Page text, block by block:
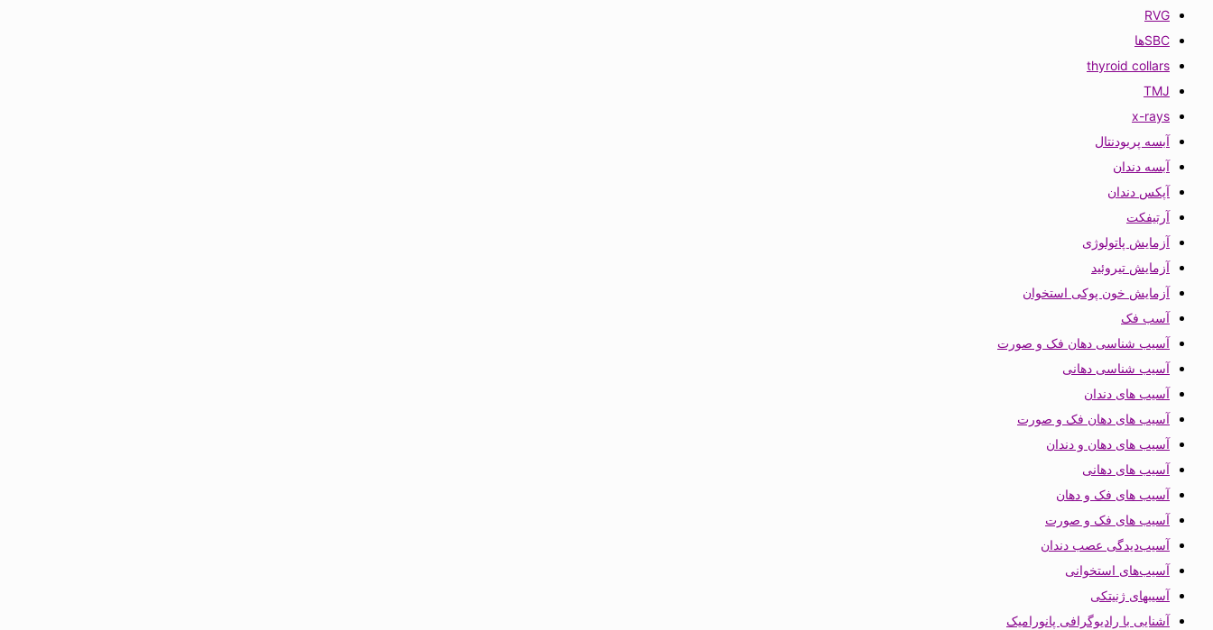
RVG
SBCها
thyroid collars
TMJ
x-rays
آبسه پریودنتال
آبسه دندان
آپکس دندان
آرتیفکت
آزمایش پاتولوژی
آزمایش تیروئید
آزمایش خون پوکی استخوان
آسب فک
آسیب شناسی دهان فک و صورت
آسیب شناسی دهانی
آسیب های دندان
آسیب های دهان فک و صورت
آسیب های دهان و دندان
آسیب های دهانی
آسیب های فک و دهان
آسیب های فک و صورت
آسیب‌دیدگی عصب دندان
آسیب‌های استخوانی
آسیبهای ژنیتکی
آشنایی با رادیوگرافی پانورامیک